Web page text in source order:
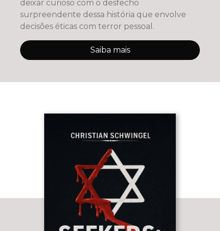
deixar curioso com o desfecho
surpreendente dessa história que envolve
decisões éticas com terror pessoal.
Saiba mais